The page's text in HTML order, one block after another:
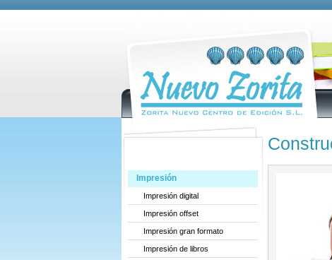
Impresión
Impresión digital
Impresión offset
Impresión gran formato
Impresión de libros